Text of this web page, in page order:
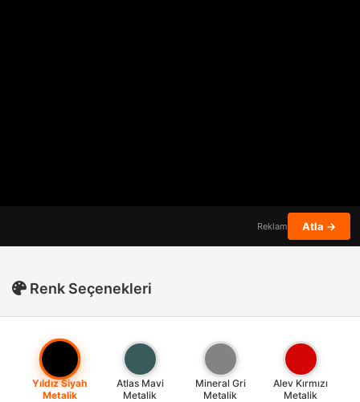
Reklam Atla →
Renk Seçenekleri
Yıldız Siyah
Metalik
Atlas Mavi
Metalik
Mineral Gri
Metalik
Alev Kırmızı
Metalik